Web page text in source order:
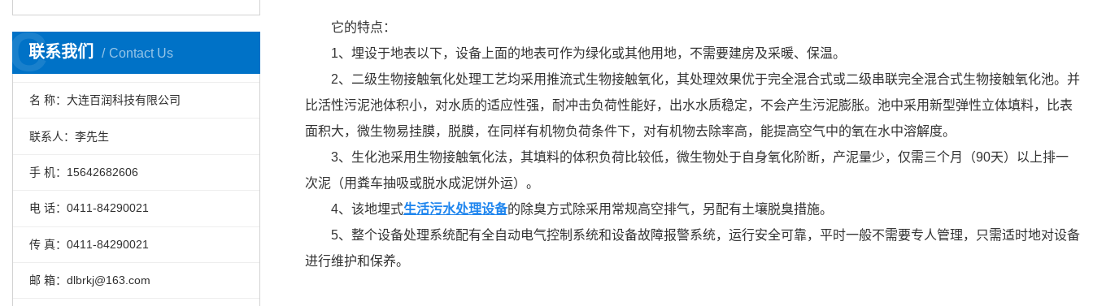
联系我们 Contact Us
C
名 称：大连百润科技有限公司
联系人：李先生
手 机：15642682606
电 话：0411-84290021
传 真：0411-84290021
邮 箱：dlbrkj@163.com
它的特点：
1、埋设于地表以下，设备上面的地表可作为绿化或其他用地，不需要建房及采暖、保温。
2、二级生物接触氧化处理工艺均采用推流式生物接触氧化，其处理效果优于完全混合式或二级串联完全混合式生物接触氧化池。并
比活性污泥池体积小，对水质的适应性强，耐冲击负荷性能好，出水水质稳定，不会产生污泥膨胀。池中采用新型弹性立体填料，比表
面积大，微生物易挂膜，脱膜，在同样有机物负荷条件下，对有机物去除率高，能提高空气中的氧在水中溶解度。
3、生化池采用生物接触氧化法，其填料的体积负荷比较低，微生物处于自身氧化阶断，产泥量少，仅需三个月（90天）以上排一
次泥（用粪车抽吸或脱水成泥饼外运）。
4、该地埋式生活污水处理设备的除臭方式除采用常规高空排气，另配有土壤脱臭措施。
5、整个设备处理系统配有全自动电气控制系统和设备故障报警系统，运行安全可靠，平时一般不需要专人管理，只需适时地对设备
进行维护和保养。